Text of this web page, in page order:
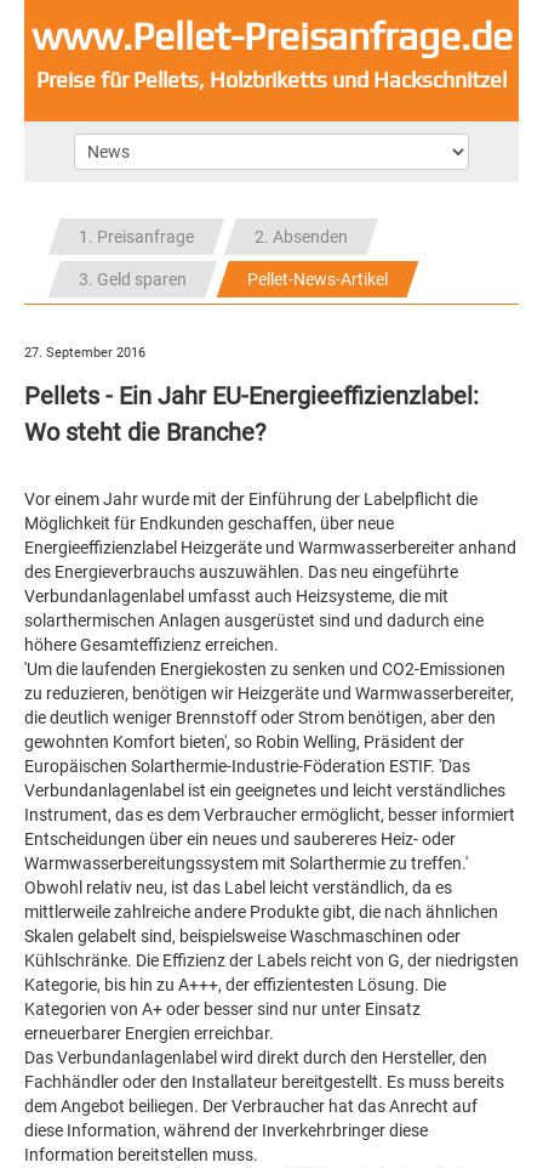
www.Pellet-Preisanfrage.de
Preise für Pellets, Holzbriketts und Hackschnitzel
1. Preisanfrage 2. Absenden
3. Geld sparen Pellet-News-Artikel
27. September 2016
Pellets - Ein Jahr EU-Energieeffizienzlabel:
Wo steht die Branche?
Vor einem Jahr wurde mit der Einführung der Labelpflicht die
Möglichkeit für Endkunden geschaffen, über neue
Energieeffizienzlabel Heizgeräte und Warmwasserbereiter anhand
des Energieverbrauchs auszuwählen. Das neu eingeführte
Verbundanlagenlabel umfasst auch Heizsysteme, die mit
solarthermischen Anlagen ausgerüstet sind und dadurch eine
höhere Gesamteffizienz erreichen.
'Um die laufenden Energiekosten zu senken und CO2-Emissionen
zu reduzieren, benötigen wir Heizgeräte und Warmwasserbereiter,
die deutlich weniger Brennstoff oder Strom benötigen, aber den
gewohnten Komfort bieten', so Robin Welling, Präsident der
Europäischen Solarthermie-Industrie-Föderation ESTIF. 'Das
Verbundanlagenlabel ist ein geeignetes und leicht verständliches
Instrument, das es dem Verbraucher ermöglicht, besser informiert
Entscheidungen über ein neues und saubereres Heiz- oder
Warmwasserbereitungssystem mit Solarthermie zu treffen.'
Obwohl relativ neu, ist das Label leicht verständlich, da es
mittlerweile zahlreiche andere Produkte gibt, die nach ähnlichen
Skalen gelabelt sind, beispielsweise Waschmaschinen oder
Kühlschränke. Die Effizienz der Labels reicht von G, der niedrigsten
Kategorie, bis hin zu A+++, der effizientesten Lösung. Die
Kategorien von A+ oder besser sind nur unter Einsatz
erneuerbarer Energien erreichbar.
Das Verbundanlagenlabel wird direkt durch den Hersteller, den
Fachhändler oder den Installateur bereitgestellt. Es muss bereits
dem Angebot beiliegen. Der Verbraucher hat das Anrecht auf
diese Information, während der Inverkehrbringer diese
Information bereitstellen muss.